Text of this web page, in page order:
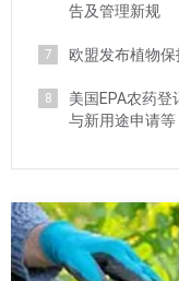
告及管理新规
7 欧盟发布植物
8
美国EPA农药
与新用途申请等